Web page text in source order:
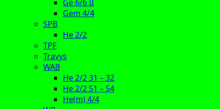
Ge 6/6 II
Gem 4/4
SPB
He 2/2
TPF
Travys
WAB
He 2/2 31 – 32
He 2/2 51 – 54
He(m) 4/4